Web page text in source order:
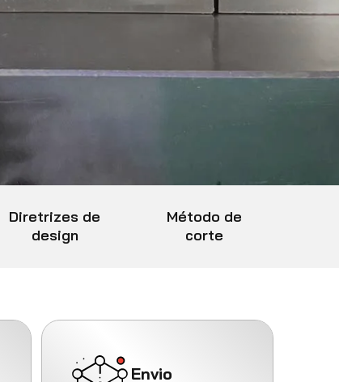
Diretrizes de
design
Método de
corte
Envio